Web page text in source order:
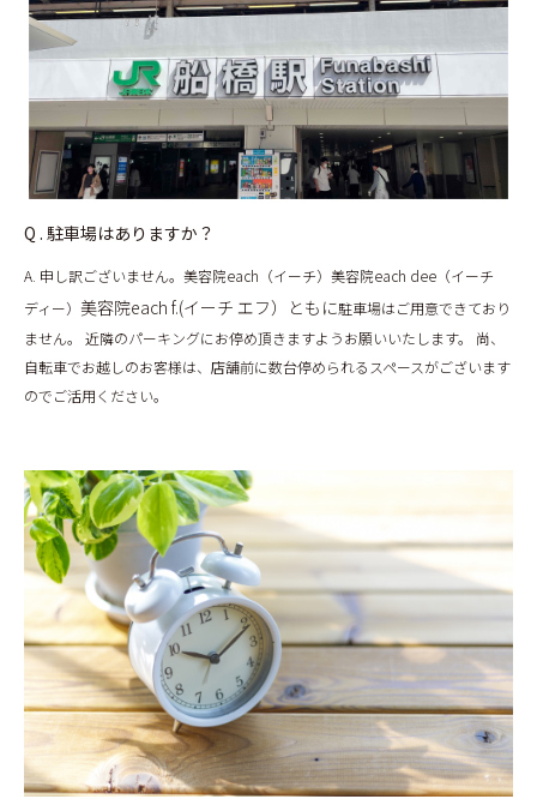
Q . 駐車場はありますか？
A. 申し訳ございません。美容院each（イーチ）美容院each dee（イーチ
ディー） 美容院each f.(イーチ エフ）ともに駐車場はご用意できており
ません。 近隣のパーキングにお停め頂きますようお願いいたします。 尚、
自転車でお越しのお客様は、店舗前に数台停められるスペースがございます
のでご活用ください。